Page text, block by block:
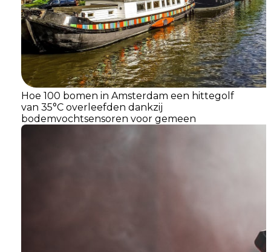
Hoe 100 bomen in Amsterdam een hittegolf
van 35°C overleefden dankzij
bodemvochtsensoren voor gemeen